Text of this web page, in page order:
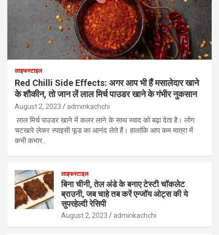
लाइफस्टाइल
Red Chilli Side Effects: अगर आप भी हैं मसालेदार खाने
के शौकीन, तो जान लें लाल मिर्च पाउडर खाने के गंभीर नुकसान
August 2, 2023 adminkachchi
लाल मिर्च पाउडर खाने में कलर लाने के साथ स्वाद को बढ़ा देता है। लोग
चटखारे लेकर स्पाइसी फूड का आनंद लेते हैं। हालांकि आप कम मात्रा में
कभी कभार…
लाइफस्टाइल
बिना चीनी, तेल अंडे के बनाए टेस्टी चॉकलेट
ब्राउनी, जब चाहे तब करें एन्जॉय ओट्स की ये
सुपरहेल्दी रेसिपी
August 2, 2023 adminkachchi